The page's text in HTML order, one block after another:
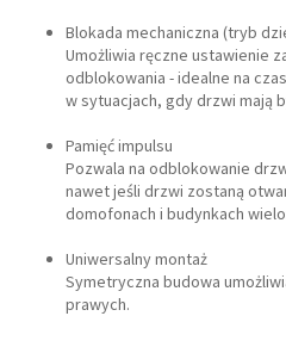
Blokada mechaniczna (tryb
Umożliwia ręczne ustawienie
odblokowania - idealne na
w sytuacjach, gdy drzwi mają
Pamięć impulsu
Pozwala na odblokowanie
nawet jeśli drzwi zostaną
domofonach i budynkach
Uniwersalny montaż
Symetryczna budowa
prawych.